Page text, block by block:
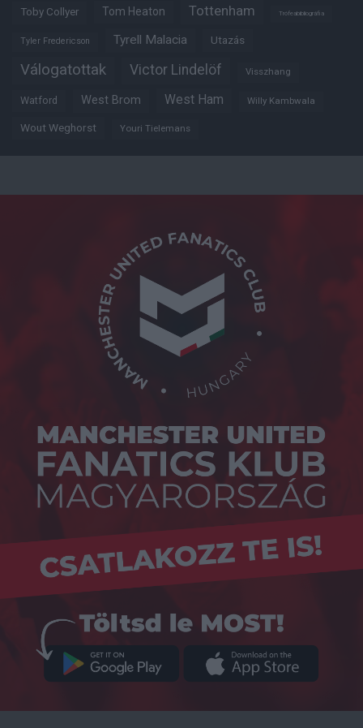
Toby Collyer Tom Heaton Tottenham Trófeabibliográfia
Tyler Fredericson Tyrell Malacia Utazás
Válogatottak Victor Lindelöf Visszhang
Watford West Brom West Ham Willy Kambwala
Wout Weghorst Youri Tielemans